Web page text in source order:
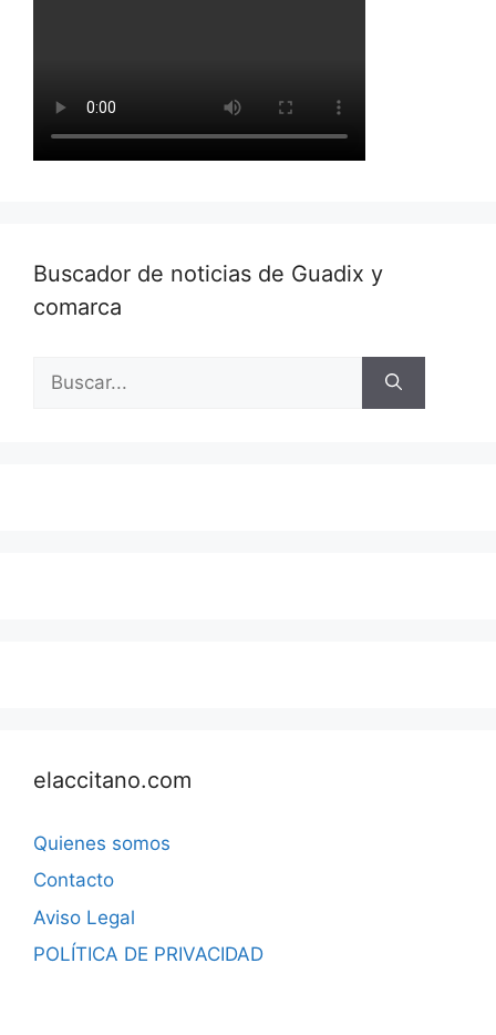
Buscador de noticias de Guadix y
comarca
elaccitano.com
Quienes somos
Contacto
Aviso Legal
POLÍTICA DE PRIVACIDAD